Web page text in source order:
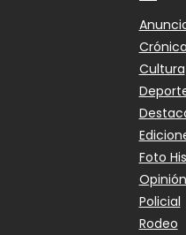
Crónica
Cultura
Foto
Opinión
Policial
Rodeo